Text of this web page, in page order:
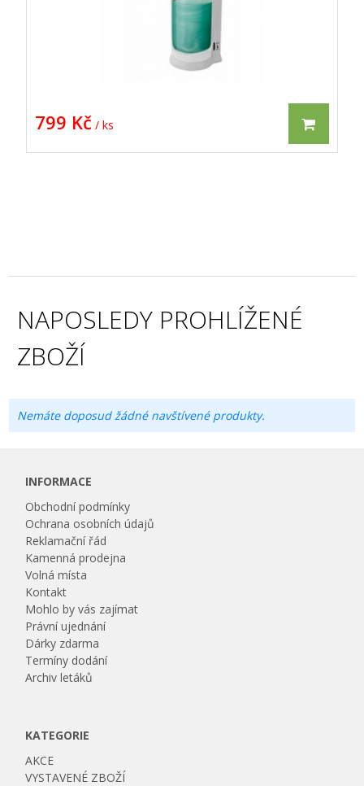
799 Kč / ks
NAPOSLEDY PROHLÍŽENÉ
ZBOŽÍ
Nemáte doposud žádné navštívené produkty.
INFORMACE
Obchodní podmínky
Ochrana osobních údajů
Reklamační řád
Kamenná prodejna
Volná místa
Kontakt
Mohlo by vás zajímat
Právní ujednání
Dárky zdarma
Termíny dodání
Archiv letáků
KATEGORIE
AKCE
VYSTAVENÉ ZBOŽÍ